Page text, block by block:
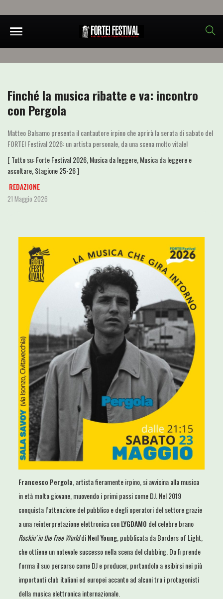
Finché la musica ribatte e va: incontro
con Pergola
Matteo Balsamo presenta il cantautore irpino che aprirà la serata di sabato del
FORTE! Festival 2026: un artista personale, da una scena molto vitale!
[ Tutto su:Forte Festival 2026 Musica da leggere Musica da leggere e
ascoltare Stagione 25-26]
REDAZIONE
21 Maggio 2026
Francesco Pergola , artista fieramente irpino, si avvicina alla musica
in età molto giovane, muovendo i primi passi come DJ. Nel 2019
conquista l’attenzione del pubblico e degli operatori del settore grazie
a una reinterpretazione elettronica conLYGDAMO del celebre brano
Rockin’ in the Free WorlddiNeil Young , pubblicata da Borders of Light,
che ottiene un notevole successo nella scena del clubbing. Da lì prende
forma il suo percorso come DJ e producer, portandolo a esibirsi nei più
importanti club italiani ed europei accanto ad alcuni tra i protagonisti
della musica elettronica internazionale.